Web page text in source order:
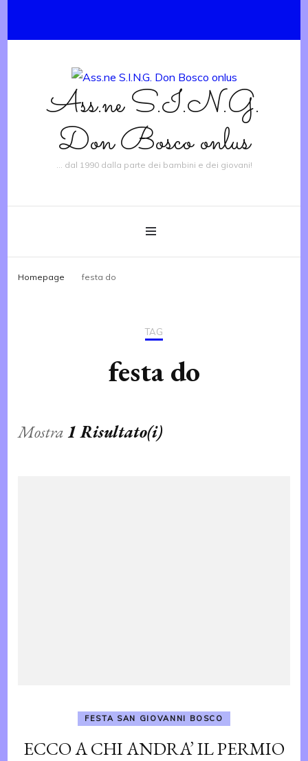
Ass.ne S.I.N.G.
Don Bosco onlus
… dal 1990 dalla parte dei bambini e dei giovani!
Homepage festa do
TAG
festa do
Mostra1 Risultato(i)
FESTA SAN GIOVANNI BOSCO
ECCO A CHI ANDRA’ IL PERMIO